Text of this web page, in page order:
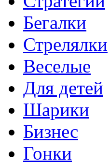
Бегалки
Стрелялки
Веселые
Для детей
Шарики
Бизнес
Гонки